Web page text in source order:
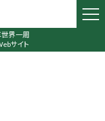
界一周
サイト